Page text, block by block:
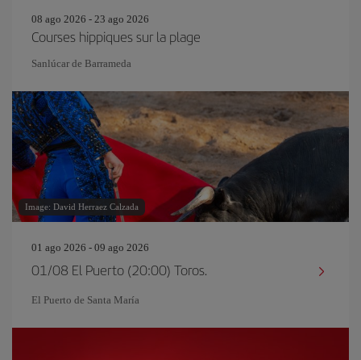
08 ago 2026 - 23 ago 2026
Courses hippiques sur la plage
Sanlúcar de Barrameda
Image: David Herraez Calzada
01 ago 2026 - 09 ago 2026
01/08 El Puerto (20:00) Toros.
El Puerto de Santa María